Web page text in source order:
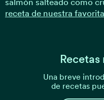
salmón salteado como
receta de nuestra
Una breve
de recetas